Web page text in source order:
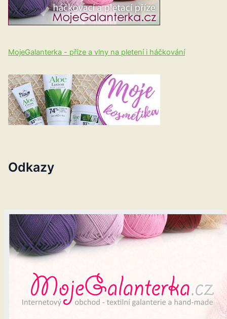
MojeGalanterka - příze a vlny na pletení i háčkování
Odkazy